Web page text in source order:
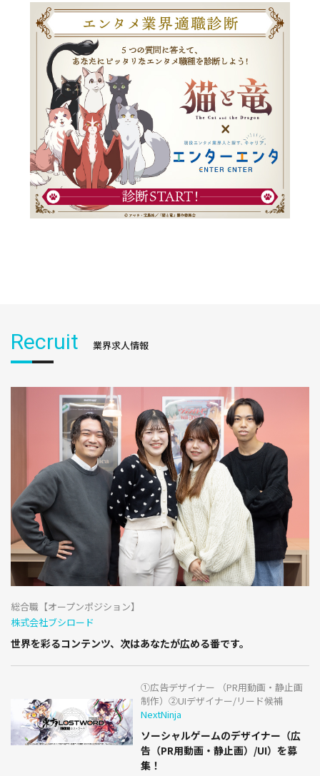
Recruit 業界求人情報
総合職【オープンポジション】
株式会社ブシロード
世界を彩るコンテンツ、次はあなたが広める番です。
①広告デザイナー （PR用動画・静止画
制作）②UIデザイナー/リード候補
NextNinja
ソーシャルゲームのデザイナー（広
告（PR用動画・静止画）/UI）を募
集！